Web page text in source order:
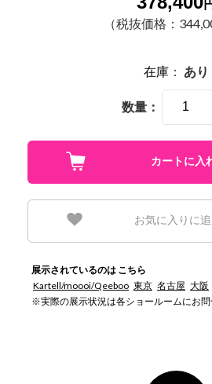
（税抜価格：
在庫： あり
数量：
お気に入りに
展示されているのは こちら
Kartell/moooi/Qeeboo 東京 名古屋 大阪
※実際の展示状況は各ショールームにお